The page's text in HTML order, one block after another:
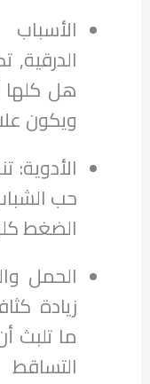
هل
ويكون
حب
الضغط
الحمل
زيادة
ما تلبث